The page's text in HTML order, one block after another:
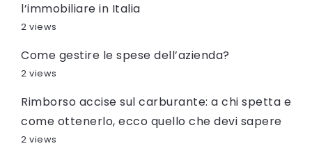
l’immobiliare in Italia
2 views
Come gestire le spese dell’azienda?
2 views
Rimborso accise sul carburante: a chi spetta e
come ottenerlo, ecco quello che devi sapere
2 views